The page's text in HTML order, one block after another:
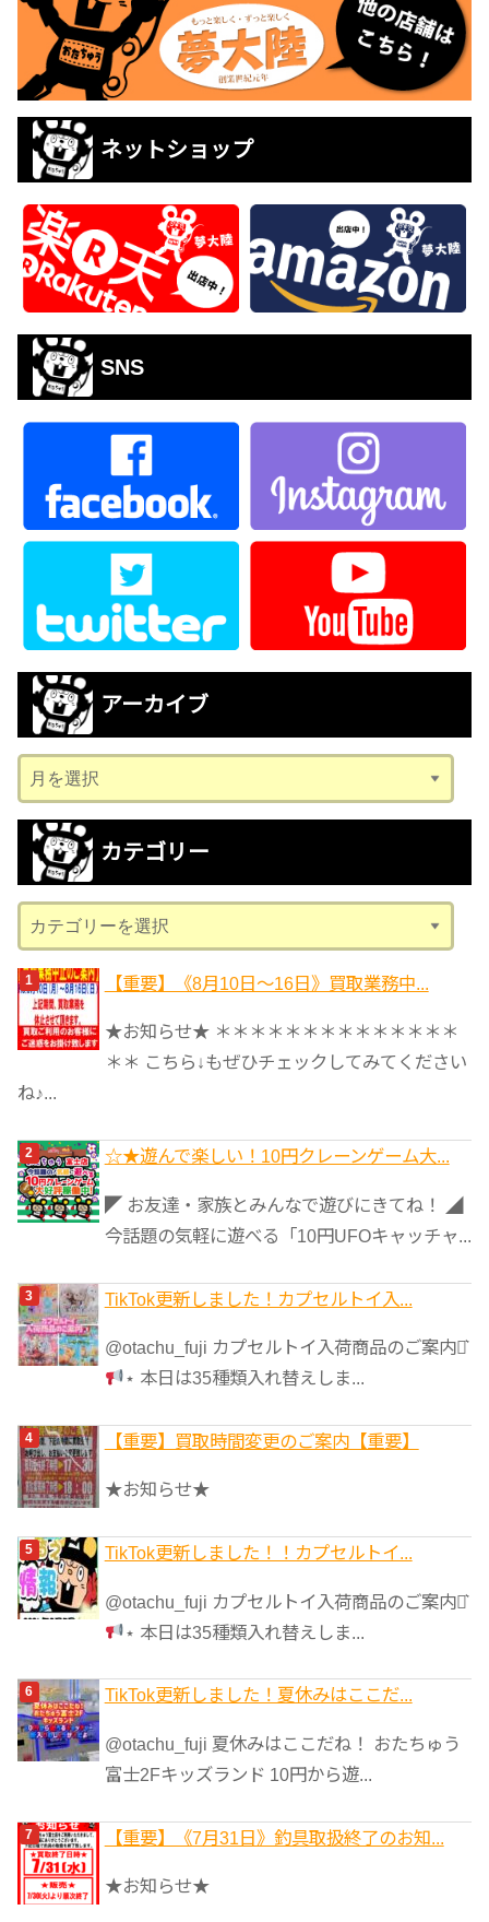
ネットショップ
SNS
アーカイブ
ー
カ
ブ
カテゴリー
テ
ゴ
リ
ー
【重要】《8月10日～16日》買取業務中...
★お知らせ★ ＊＊＊＊＊＊＊＊＊＊＊＊＊＊
＊＊ こちら↓もぜひチェックしてみてください
ね♪...
☆★遊んで楽しい！10円クレーンゲーム大...
◤ お友達・家族とみんなで遊びにきてね！ ◢
今話題の気軽に遊べる「10円UFOキャッチャ...
TikTok更新しました！カプセルトイ入...
@otachu_fuji カプセルトイ入荷商品のご案内⋆͛
⋆ 本日は35種類入れ替えしま...
【重要】買取時間変更のご案内【重要】
★お知らせ★
TikTok更新しました！！カプセルトイ...
@otachu_fuji カプセルトイ入荷商品のご案内⋆͛
⋆ 本日は35種類入れ替えしま...
TikTok更新しました！夏休みはここだ...
@otachu_fuji 夏休みはここだね！ おたちゅう
富士2Fキッズランド 10円から遊...
【重要】《7月31日》釣具取扱終了のお知...
★お知らせ★